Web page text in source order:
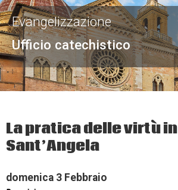
Ufficio catechistico
Evangelizzazione
La pratica delle virtù in
Sant’Angela
domenica 3 Febbraio